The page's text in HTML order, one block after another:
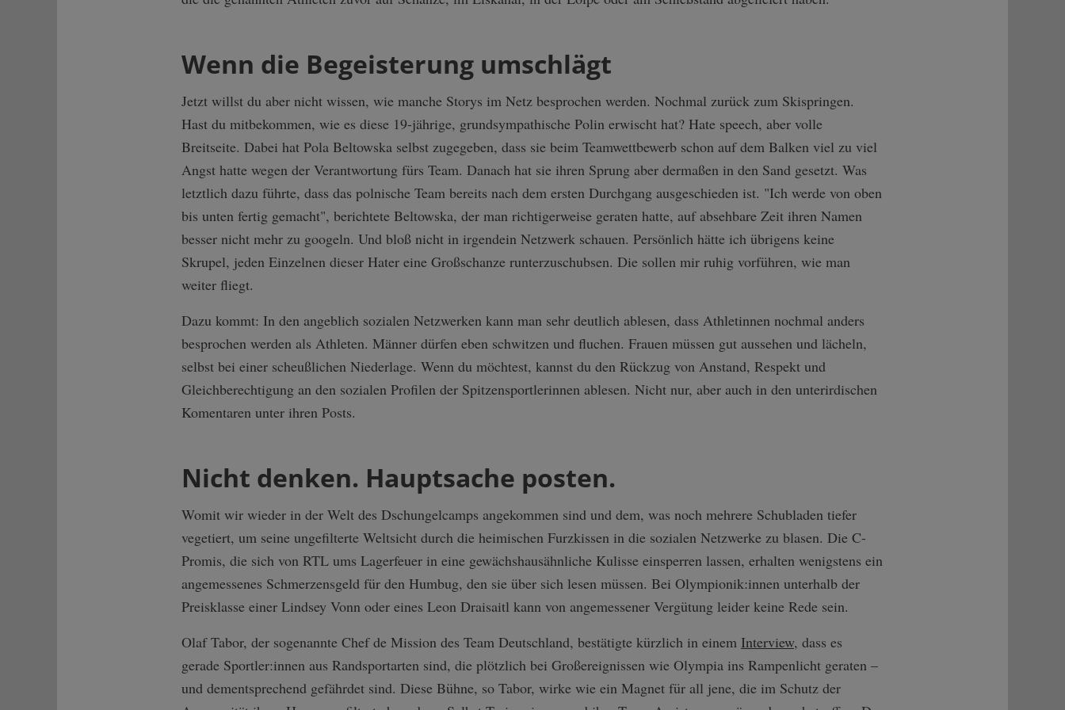
Wenn die Begeisterung umschlägt
Jetzt willst du aber nicht wissen, wie manche Storys im Netz besprochen werden. Nochmal zurück zum Skispringen.
Hast du mitbekommen, wie es diese 19-jährige, grundsympathische Polin erwischt hat? Hate speech, aber volle
Breitseite. Dabei hat Pola Beltowska selbst zugegeben, dass sie beim Teamwettbewerb schon auf dem Balken viel zu viel
Angst hatte wegen der Verantwortung fürs Team. Danach hat sie ihren Sprung aber dermaßen in den Sand gesetzt. Was
letztlich dazu führte, dass das polnische Team bereits nach dem ersten Durchgang ausgeschieden ist. "Ich werde von oben
bis unten fertig gemacht", berichtete Beltowska, der man richtigerweise geraten hatte, auf absehbare Zeit ihren Namen
besser nicht mehr zu googeln. Und bloß nicht in irgendein Netzwerk schauen. Persönlich hätte ich übrigens keine
Skrupel, jeden Einzelnen dieser Hater eine Großschanze runterzuschubsen. Die sollen mir ruhig vorführen, wie man
weiter fliegt.
Dazu kommt: In den angeblich sozialen Netzwerken kann man sehr deutlich ablesen, dass Athletinnen nochmal anders
besprochen werden als Athleten. Männer dürfen eben schwitzen und fluchen. Frauen müssen gut aussehen und lächeln,
selbst bei einer scheußlichen Niederlage. Wenn du möchtest, kannst du den Rückzug von Anstand, Respekt und
Gleichberechtigung an den sozialen Profilen der Spitzensportlerinnen ablesen. Nicht nur, aber auch in den unterirdischen
Komentaren unter ihren Posts.
Nicht denken. Hauptsache posten.
Womit wir wieder in der Welt des Dschungelcamps angekommen sind und dem, was noch mehrere Schubladen tiefer
vegetiert, um seine ungefilterte Weltsicht durch die heimischen Furzkissen in die sozialen Netzwerke zu blasen. Die C-
Promis, die sich von RTL ums Lagerfeuer in eine gewächshausähnliche Kulisse einsperren lassen, erhalten wenigstens ein
angemessenes Schmerzensgeld für den Humbug, den sie über sich lesen müssen. Bei Olympionik:innen unterhalb der
Preisklasse einer Lindsey Vonn oder eines Leon Draisaitl kann von angemessener Vergütung leider keine Rede sein.
Olaf Tabor, der sogenannte Chef de Mission des Team Deutschland, bestätigte kürzlich in einem Interview, dass es
gerade Sportler:innen aus Randsportarten sind, die plötzlich bei Großereignissen wie Olympia ins Rampenlicht geraten –
und dementsprechend gefährdet sind. Diese Bühne, so Tabor, wirke wie ein Magnet für all jene, die im Schutz der